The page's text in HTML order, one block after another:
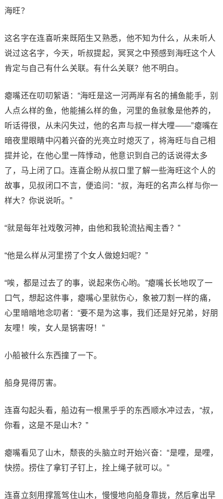
海旺？
这名字在连喜听来既陌生又熟悉，他不知为什么，从未听人
说过这名字，今天，听叔提起，冥冥之中预感到海旺这个人
肯定与自己有什么关联。有什么关联？他不明白。
瘪嘴还在叨叨絮语：“海旺是这一河两岸有名的捕鱼能手，别
人点么样的鱼，他能捕么样的鱼，河里的鱼就象是他养的，
听话得很，从未闪失过，他的名声与叔一样大哩——”瘪嘴在
暗夜里眼睛中闪着兴奋的光亮立时熄灭了，将海旺与自己相
提并论，在他心里一阵悸动，他意识到自己的话说得太多
了，马上闭了口。连喜企盼从叔口里了解一些海旺这个人的
故事，见叔闭口不言，便追问：“叔，海旺的名声么样与你一
样大？你说说听。”
“就是每年社戏敬河神，由他和我轮流拈阄主香？”
“他是么样从河里捞了个女人做媳妇呢？”
“唉，都是过去了的事，说起来伤心哟。”瘪嘴长长地叹了一
口气，想起这件事，瘪嘴心里就伤心，象被刀割一样的痛，
心里暗暗地念叨者：“要不是为这事，我们还是好兄弟，好朋
友哩！唉，女人是锅害呀！”
小船被什么东西撞了一下。
船身晃得厉害。
连喜勾起头看，船边有一根黑乎乎的东西顺水冲过去，“叔，
你看，这是不是山木？”
瘪嘴看见了山木，颓丧的头脑立时开始兴奋：“是哩，是哩，
快捞。捞住了拿钉子钉上，拴上绳子就可以。”
连喜立刻用撑篙驾住山木，慢慢地向船身靠拢，然后拿出早